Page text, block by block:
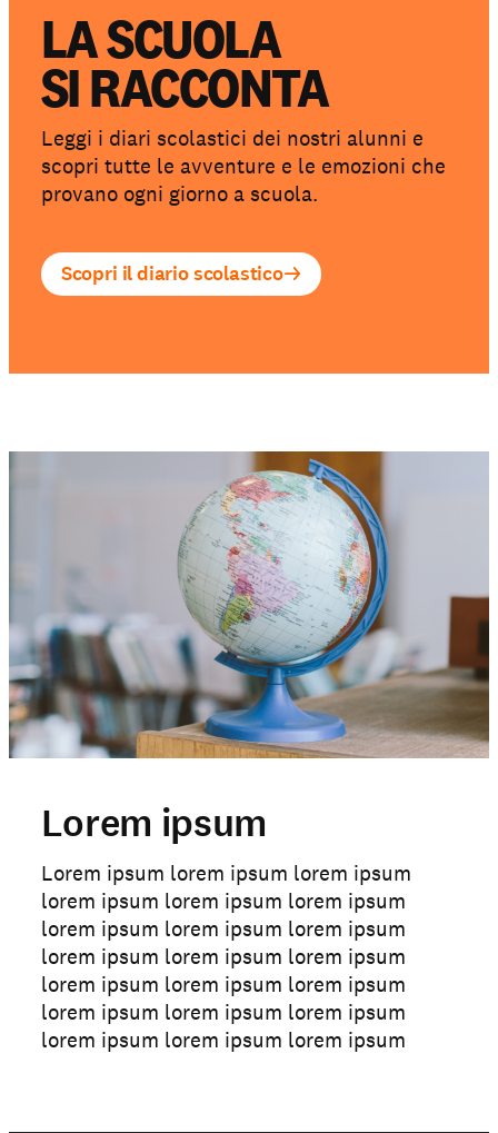
LA SCUOLA
SI RACCONTA
Leggi i diari scolastici dei nostri alunni e
scopri tutte le avventure e le emozioni che
provano ogni giorno a scuola.
Scopri il diario scolastico
Lorem ipsum
Lorem ipsum lorem ipsum lorem ipsum
lorem ipsum lorem ipsum lorem ipsum
lorem ipsum lorem ipsum lorem ipsum
lorem ipsum lorem ipsum lorem ipsum
lorem ipsum lorem ipsum lorem ipsum
lorem ipsum lorem ipsum lorem ipsum
lorem ipsum lorem ipsum lorem ipsum